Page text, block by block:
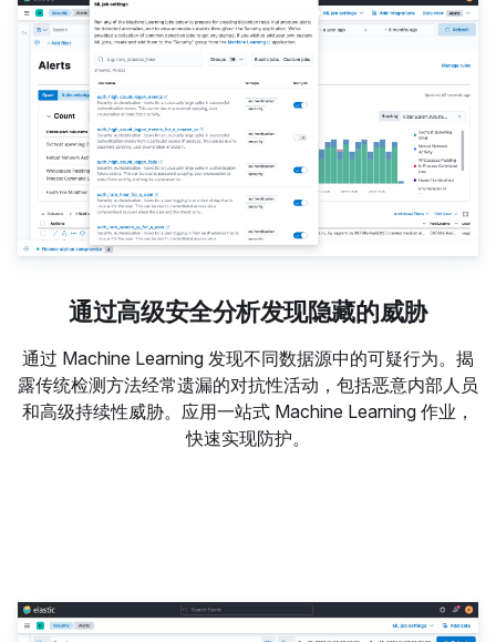
通过高级安全分析发现隐藏的威胁
通过 Machine Learning 发现不同数据源中的可疑行为。揭
露传统检测方法经常遗漏的对抗性活动，包括恶意内部人员
和高级持续性威胁。应用一站式 Machine Learning 作业，
快速实现防护。